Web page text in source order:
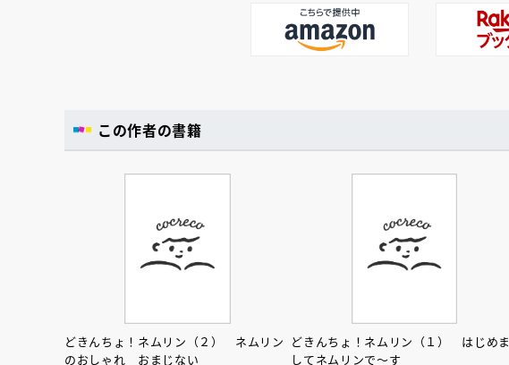
この作者の書籍
どきんちょ！ネムリン（２） ネムリン
のおしゃれ おまじない
どきんちょ！ネムリン（１） はじめま
してネムリンで～す